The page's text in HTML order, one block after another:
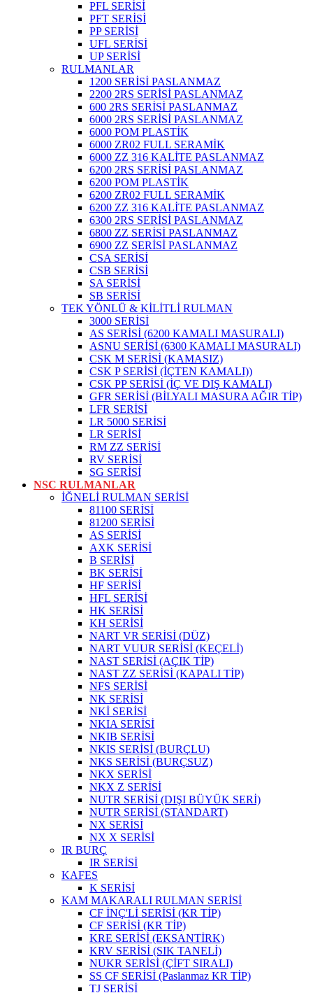
PFL SERİSİ
PFT SERİSİ
PP SERİSİ
UFL SERİSİ
UP SERİSİ
RULMANLAR
1200 SERİSİ PASLANMAZ
2200 2RS SERİSİ PASLANMAZ
600 2RS SERİSİ PASLANMAZ
6000 2RS SERİSİ PASLANMAZ
6000 POM PLASTİK
6000 ZR02 FULL SERAMİK
6000 ZZ 316 KALİTE PASLANMAZ
6200 2RS SERİSİ PASLANMAZ
6200 POM PLASTİK
6200 ZR02 FULL SERAMİK
6200 ZZ 316 KALİTE PASLANMAZ
6300 2RS SERİSİ PASLANMAZ
6800 ZZ SERİSİ PASLANMAZ
6900 ZZ SERİSİ PASLANMAZ
CSA SERİSİ
CSB SERİSİ
SA SERİSİ
SB SERİSİ
TEK YÖNLÜ & KİLİTLİ RULMAN
3000 SERİSİ
AS SERİSİ (6200 KAMALI MASURALI)
ASNU SERİSİ (6300 KAMALI MASURALI)
CSK M SERİSİ (KAMASIZ)
CSK P SERİSİ (İÇTEN KAMALI))
CSK PP SERİSİ (İÇ VE DIŞ KAMALI)
GFR SERİSİ (BİLYALI MASURA AĞIR TİP)
LFR SERİSİ
LR 5000 SERİSİ
LR SERİSİ
RM ZZ SERİSİ
RV SERİSİ
SG SERİSİ
NSC RULMANLAR
İĞNELİ RULMAN SERİSİ
81100 SERİSİ
81200 SERİSİ
AS SERİSİ
AXK SERİSİ
B SERİSİ
BK SERİSİ
HF SERİSİ
HFL SERİSİ
HK SERİSİ
KH SERİSİ
NART VR SERİSİ (DÜZ)
NART VUUR SERİSİ (KEÇELİ)
NAST SERİSİ (AÇIK TİP)
NAST ZZ SERİSİ (KAPALI TİP)
NFS SERİSİ
NK SERİSİ
NKİ SERİSİ
NKIA SERİSİ
NKIB SERİSİ
NKIS SERİSİ (BURÇLU)
NKS SERİSİ (BURÇSUZ)
NKX SERİSİ
NKX Z SERİSİ
NUTR SERİSİ (DIŞI BÜYÜK SERİ)
NUTR SERİSİ (STANDART)
NX SERİSİ
NX X SERİSİ
IR BURÇ
IR SERİSİ
KAFES
K SERİSİ
KAM MAKARALI RULMAN SERİSİ
CF İNÇ'Lİ SERİSİ (KR TİP)
CF SERİSİ (KR TİP)
KRE SERİSİ (EKSANTİRK)
KRV SERİSİ (SIK TANELİ)
NUKR SERİSİ (ÇİFT SIRALI)
SS CF SERİSİ (Paslanmaz KR TİP)
TJ SERİSİ